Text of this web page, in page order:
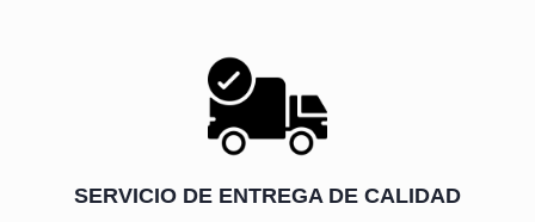
SERVICIO DE ENTREGA DE CALIDAD